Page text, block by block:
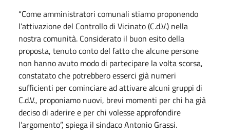
“Come amministratori comunali stiamo proponendo
l’attivazione del Controllo di Vicinato (C.d.V.) nella
nostra comunità. Considerato il buon esito della
proposta, tenuto conto del fatto che alcune persone
non hanno avuto modo di partecipare la volta scorsa,
constatato che potrebbero esserci già numeri
sufficienti per cominciare ad attivare alcuni gruppi di
C.d.V., proponiamo nuovi, brevi momenti per chi ha già
deciso di aderire e per chi volesse approfondire
l’argomento”, spiega il sindaco Antonio Grassi.